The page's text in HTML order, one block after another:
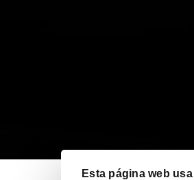
Esta página web